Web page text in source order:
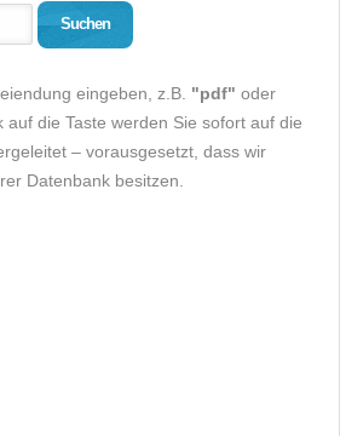
Suchen
eingeben, z.B. "pdf" oder
auf die Taste werden Sie sofort auf die
– vorausgesetzt, dass wir
Datenbank besitzen.